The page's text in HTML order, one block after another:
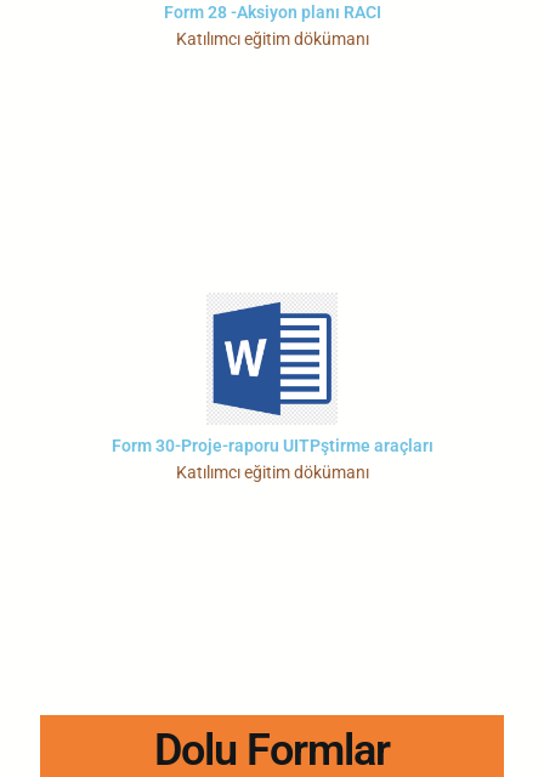
Form 28 -Aksiyon planı RACI
Katılımcı eğitim dökümanı
Form 30-Proje-raporu UITPştirme araçları
Katılımcı eğitim dökümanı
Dolu Formlar